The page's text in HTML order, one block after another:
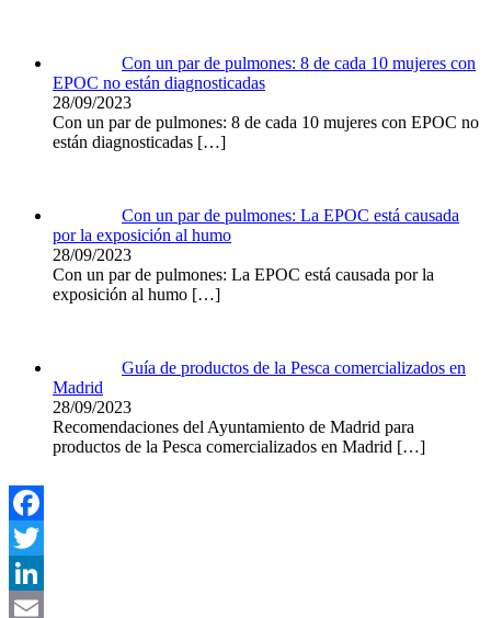
Con un par de pulmones: 8 de cada 10 mujeres con
EPOC no están diagnosticadas
28/09/2023
Con un par de pulmones: 8 de cada 10 mujeres con EPOC no
están diagnosticadas […]
Con un par de pulmones: La EPOC está causada
por la exposición al humo
28/09/2023
Con un par de pulmones: La EPOC está causada por la
exposición al humo […]
Guía de productos de la Pesca comercializados en
Madrid
28/09/2023
Recomendaciones del Ayuntamiento de Madrid para
productos de la Pesca comercializados en Madrid […]
Facebook
Twitter
LinkedIn